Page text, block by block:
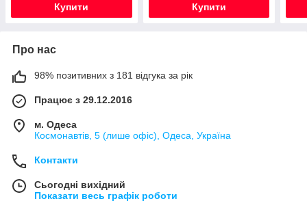
Купити Купити
Про нас
98% позитивних з 181 відгука за рік
Працює з 29.12.2016
м. Одеса
Космонавтів, 5 (лише офіс), Одеса, Україна
Контакти
Сьогодні вихідний
Показати весь графік роботи